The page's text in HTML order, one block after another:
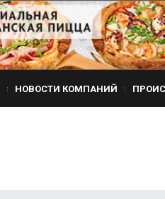
НОВОСТИ КОМПАНИЙ